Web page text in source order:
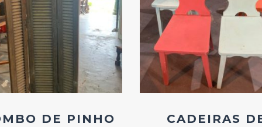
Add
ao
Favoritos
DE PINHO
Favoritos
CADEIRAS